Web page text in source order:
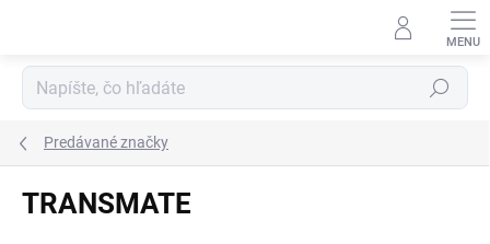
Hľadať
Predávané značky
TRANSMATE